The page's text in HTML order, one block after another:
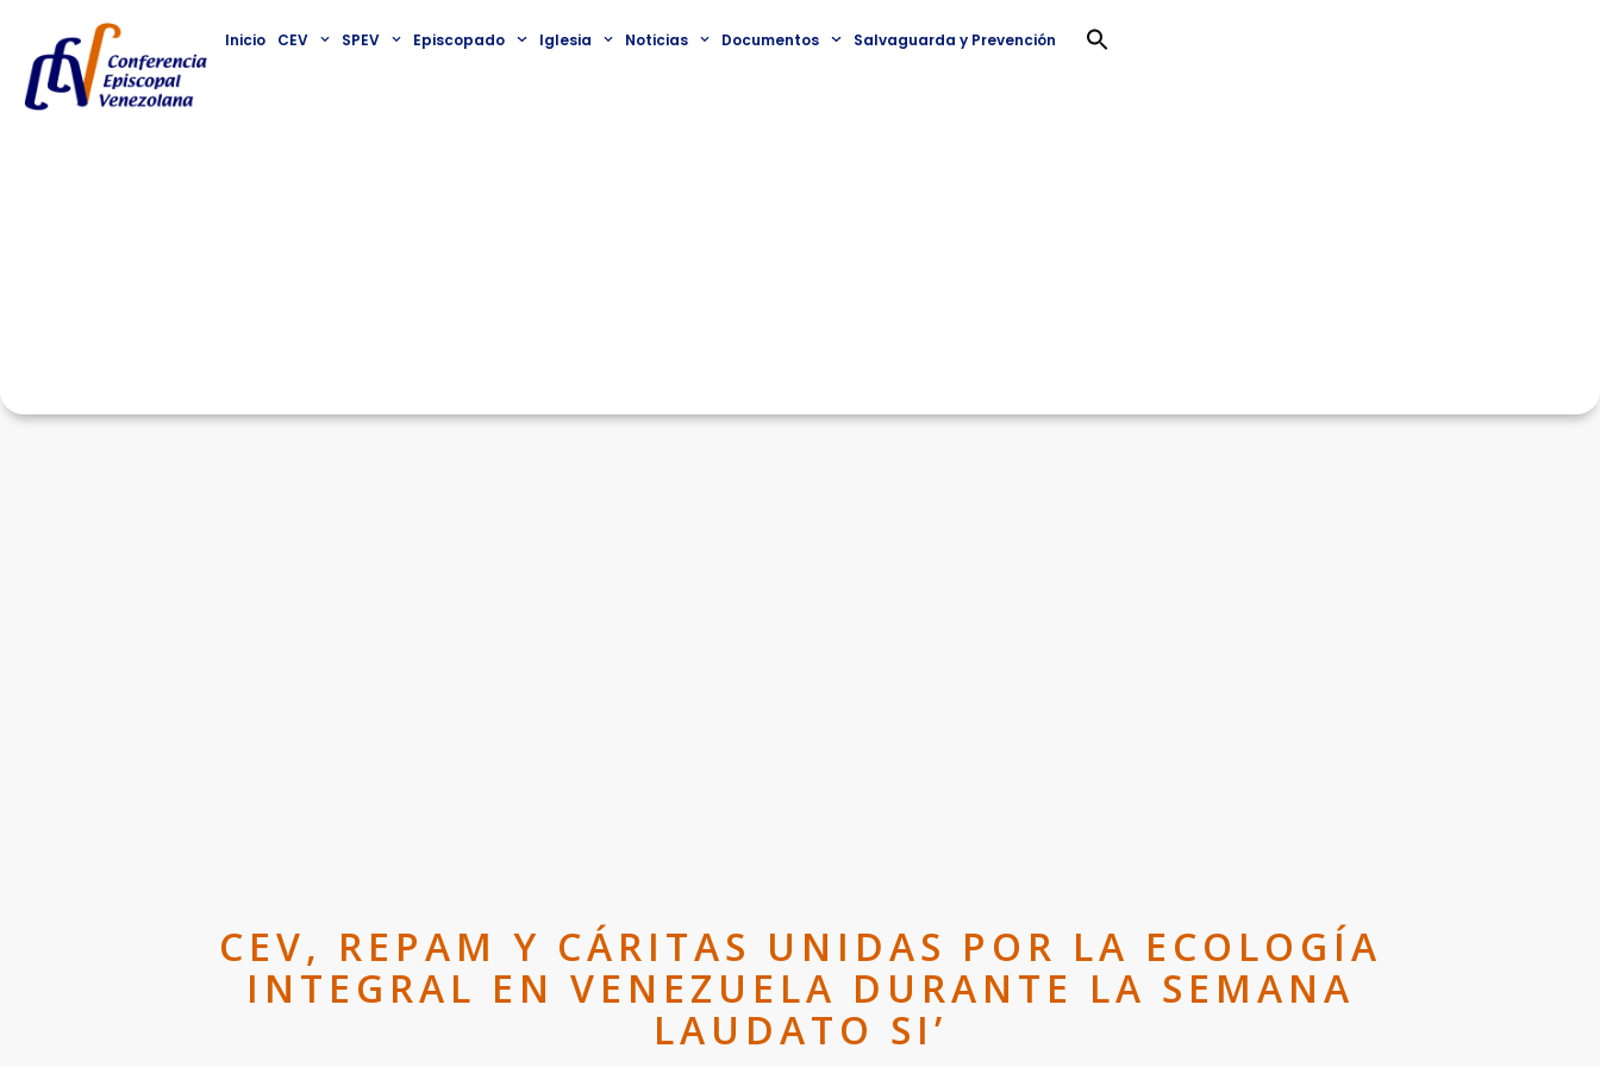
Inicio CEV SPEV Episcopado Iglesia Noticias Documentos Salvaguarda y Prevención
CEV, REPAM Y CÁRITAS UNIDAS POR LA ECOLOGÍA
INTEGRAL EN VENEZUELA DURANTE LA SEMANA
LAUDATO SI’